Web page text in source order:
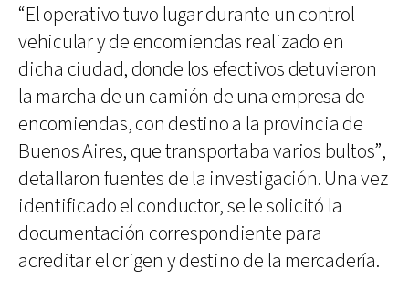
“El operativo tuvo lugar durante un control
vehicular y de encomiendas realizado en
dicha ciudad, donde los efectivos detuvieron
la marcha de un camión de una empresa de
encomiendas, con destino a la provincia de
Buenos Aires, que transportaba varios bultos”,
detallaron fuentes de la investigación. Una vez
identificado el conductor, se le solicitó la
documentación correspondiente para
acreditar el origen y destino de la mercadería.